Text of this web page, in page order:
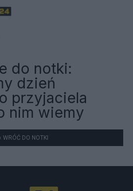
do notki:
dzień
przyjaciela
nim wiemy
WRÓĆ DO NOTKI